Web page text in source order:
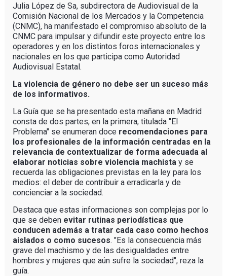
Julia López de Sa, subdirectora de Audiovisual de la
Comisión Nacional de los Mercados y la Competencia
(CNMC), ha manifestado el compromiso absoluto de la
CNMC para impulsar y difundir este proyecto entre los
operadores y en los distintos foros internacionales y
nacionales en los que participa como Autoridad
Audiovisual Estatal.
La violencia de género no debe ser un suceso más
de los informativos.
La Guía que se ha presentado esta mañana en Madrid
consta de dos partes, en la primera, titulada "El
Problema" se enumeran doce recomendaciones para
los profesionales de la información centradas en la
relevancia de contextualizar de forma adecuada al
elaborar noticias sobre violencia machistay se
recuerda las obligaciones previstas en la ley para los
medios: el deber de contribuir a erradicarla y de
concienciar a la sociedad.
Destaca que estas informaciones son complejas por lo
que se deben evitar rutinas periodísticas que
conducen además a tratar cada caso como hechos
aislados o como sucesos. "Es la consecuencia más
grave del machismo y de las desigualdades entre
hombres y mujeres que aún sufre la sociedad", reza la
guía.